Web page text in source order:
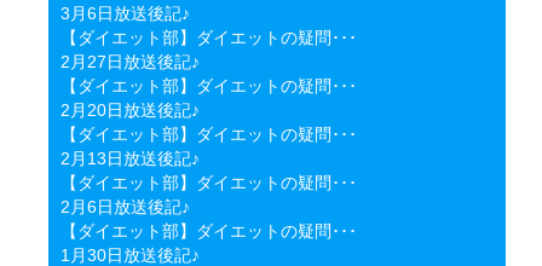
3月6日放送後記♪
【ダイエット部】ダイエットの疑問･･･
2月27日放送後記♪
【ダイエット部】ダイエットの疑問･･･
2月20日放送後記♪
【ダイエット部】ダイエットの疑問･･･
2月13日放送後記♪
【ダイエット部】ダイエットの疑問･･･
2月6日放送後記♪
【ダイエット部】ダイエットの疑問･･･
1月30日放送後記♪